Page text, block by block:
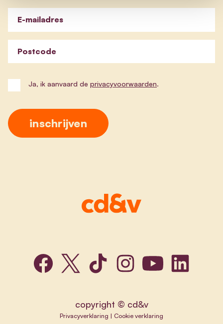
E-mailadres
Postcode
Ja, ik aanvaard de privacyvoorwaarden.
copyright © cd&v
Privacyverklaring | Cookie verklaring